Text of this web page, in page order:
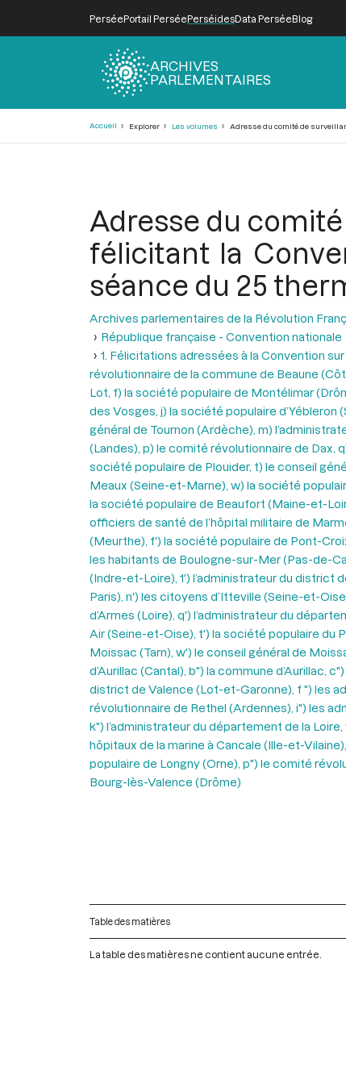
PerséePortail PerséePerséidesData PerséeBlog
ARCHIVES
PARLEMENTAIRES
Accueil Explorer Les volumes Adresse du comité de
Adresse du
félicitant la
séance du 25
Archives parlementaires de la Révolution
République française - Convention nationale
1. Félicitations adressées à la Convention
révolutionnaire de la commune de Beaune
Lot, f) la société populaire de Montélimar
des Vosges, j) la société populaire
général de Tournon (Ardèche), m)
(Landes), p) le comité révolutionnaire de Dax,
société populaire de Plouider, t) le conseil
Meaux (Seine-et-Marne), w) la société
la société populaire de Beaufort (Maine-et-
officiers de santé de l’hôpital militaire de
(Meurthe), f') la société populaire de Pont-
les habitants de Boulogne-sur-Mer (Pas-de-
(Indre-et-Loire), 1') l’administrateur du district
Paris), n') les citoyens d’Itteville (Seine-et-
d’Armes (Loire), q') l’administrateur du
Air (Seine-et-Oise), t') la société populaire du
Moissac (Tarn), w') le conseil général de
d’Aurillac (Cantal), b") la commune d’Aurillac,
district de Valence (Lot-et-Garonne), f ") les
révolutionnaire de Rethel (Ardennes), i") les
k") l’administrateur du département de la
hôpitaux de la marine à Cancale (Ille-et-
populaire de Longny (Orne), p") le comité
Bourg-lès-Valence (Drôme)
Table des matières
La table des matières ne contient aucune entrée.